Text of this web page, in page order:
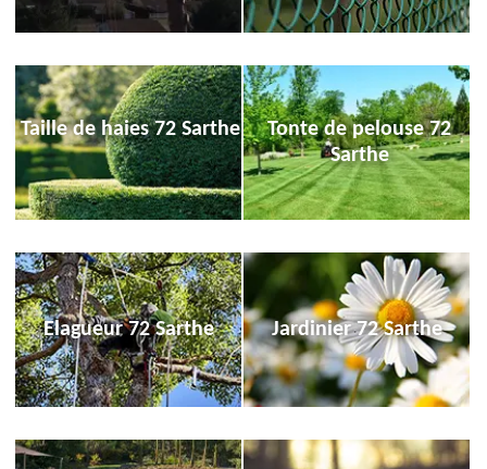
Taille de haies 72 Sarthe
Tonte de pelouse 72
Sarthe
Elagueur 72 Sarthe Jardinier 72 Sarthe